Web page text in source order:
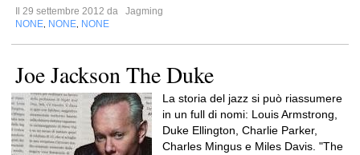
Il 29 settembre 2012 da
Jagming
NONE NONE NONE
Joe Jackson The Duke
La storia del jazz si può riassumere
in un full di nomi: Louis Armstrong,
Duke Ellington, Charlie Parker,
Charles Mingus e Miles Davis. "The